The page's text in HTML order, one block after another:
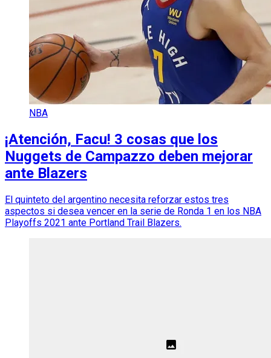
NBA
¡Atención, Facu! 3 cosas que los
Nuggets de Campazzo deben mejorar
ante Blazers
El quinteto del argentino necesita reforzar estos tres
aspectos si desea vencer en la serie de Ronda 1 en los NBA
Playoffs 2021 ante Portland Trail Blazers.